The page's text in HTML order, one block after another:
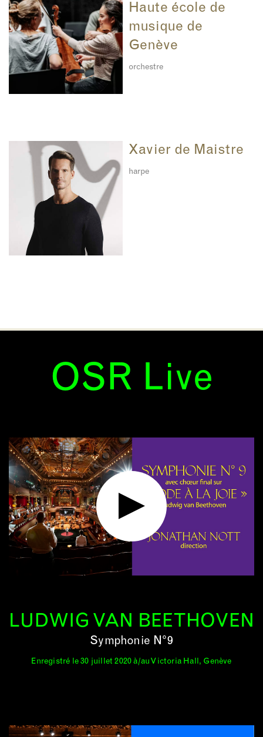
Haute école de
musique de
Genève
orchestre
Xavier de Maistre
harpe
OSR Live
LUDWIG VAN BEETHOVEN
Symphonie N°9
Enregistré le 30 juillet 2020 à/au Victoria Hall, Genève